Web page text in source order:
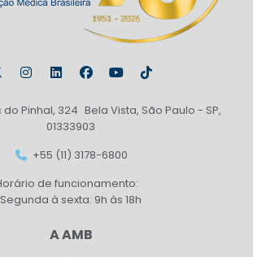
do Pinhal, 324 Bela Vista, São Paulo - SP,
01333903
+55 (11) 3178-6800
de funcionamento:
Segunda à sexta: 9h às 18h
A AMB